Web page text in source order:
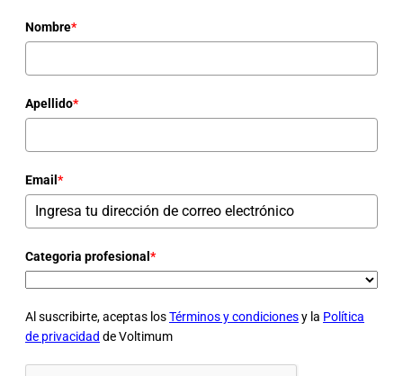
Nombre*
Apellido*
Email *
Categoria profesional *
Al suscribirte, aceptas losTérminos y condicionesy la Política
de privacidad de Voltimum